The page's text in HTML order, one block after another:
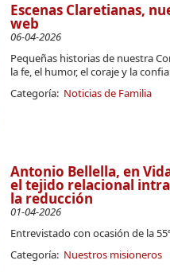
Escenas Claretianas,
web
06-04-2026
Pequeñas historias de nuestra
la fe, el humor, el coraje y la
Categoría: Noticias de Familia
Antonio Bellella, en
el tejido relacional
la reducción
01-04-2026
Entrevistado con ocasión de la
Categoría: Nuestros misioneros